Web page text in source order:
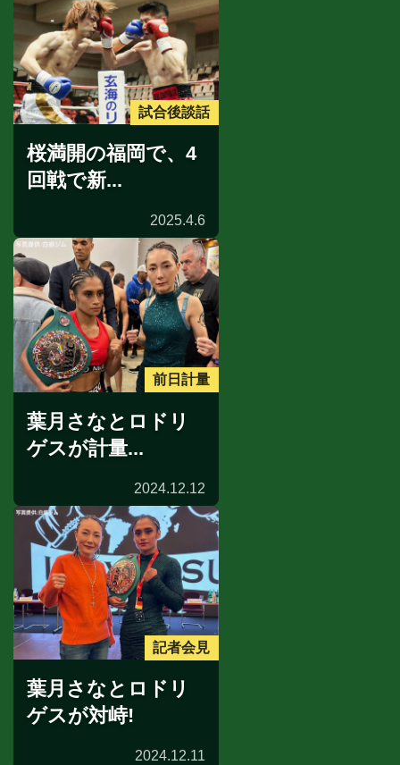
試合後談話
桜満開の福岡で、4
回戦で新...
2025.4.6
前日計量
葉月さなとロドリ
ゲスが計量...
2024.12.12
記者会見
葉月さなとロドリ
ゲスが対峙!
2024.12.11